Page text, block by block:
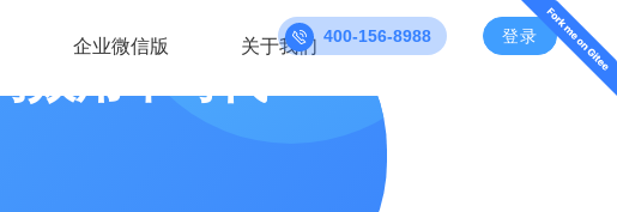
企业微信版 关于我们 400-156-8988 登录